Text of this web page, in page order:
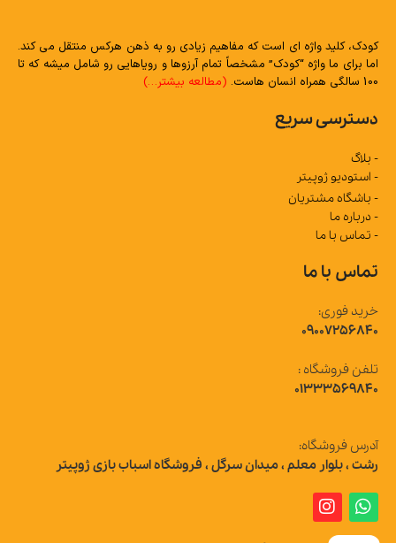
کودک، کلید واژه ای است که مفاهیم زیادی رو به ذهن هرکس منتقل می کند.
اما برای ما واژه “کودک” مشخصاً تمام آرزوها و رویاهایی رو شامل میشه که تا
100 سالگی همراه انسان هاست.
(مطالعه بیشتر…)
دسترسی سریع
- بلاگ
- استودیو ژوپیتر
- باشگاه مشتریان
- درباره ما
- تماس با ما
تماس با ما
خرید فوری:
09007256840
تلفن فروشگاه :
01333569840
آدرس فروشگاه:
رشت ، بلوار معلم ، میدان سرگل ، فروشگاه اسباب بازی ژوپیتر